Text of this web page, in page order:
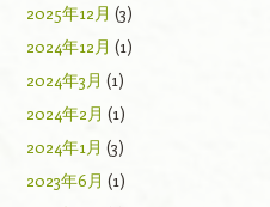
2025年12月 (3)
2024年12月 (1)
2024年3月 (1)
2024年2月 (1)
2024年1月 (3)
2023年6月 (1)